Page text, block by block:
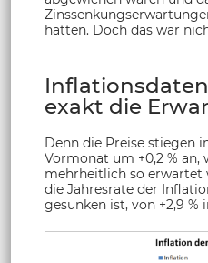
hätten. Doch das war
exakt die
Denn die Preise stiegen
Vormonat um +0,2 % an,
mehrheitlich so erwartet
die Jahresrate der
gesunken ist, von +2,9 %